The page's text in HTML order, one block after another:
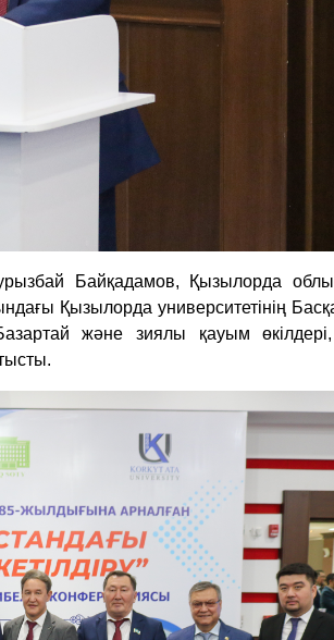
Байқадамов, Қызылорда
Қызылорда университетінің
және зиялы қауым